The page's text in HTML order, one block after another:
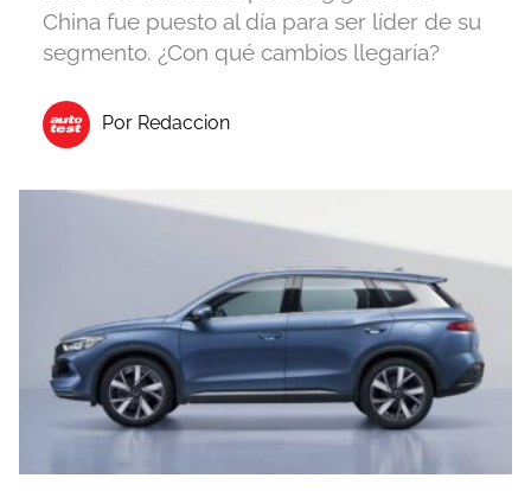
China fue puesto al día para ser líder de su
segmento. ¿Con qué cambios llegaría?
Por Redaccion